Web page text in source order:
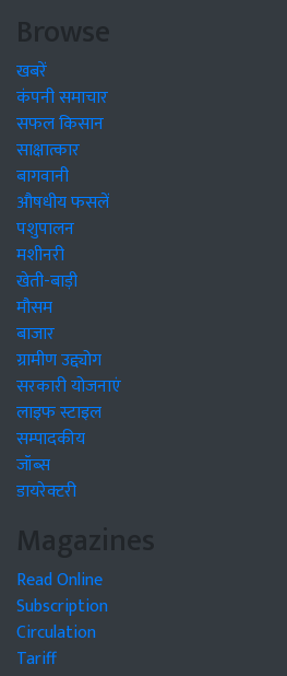
Browse
खबरें
कंपनी समाचार
सफल किसान
साक्षात्कार
बागवानी
औषधीय फसलें
पशुपालन
मशीनरी
खेती-बाड़ी
मौसम
बाजार
ग्रामीण उद्द्योग
सरकारी योजनाएं
लाइफ स्टाइल
सम्पादकीय
जॉब्स
डायरेक्टरी
Magazines
Read Online
Subscription
Circulation
Tariff